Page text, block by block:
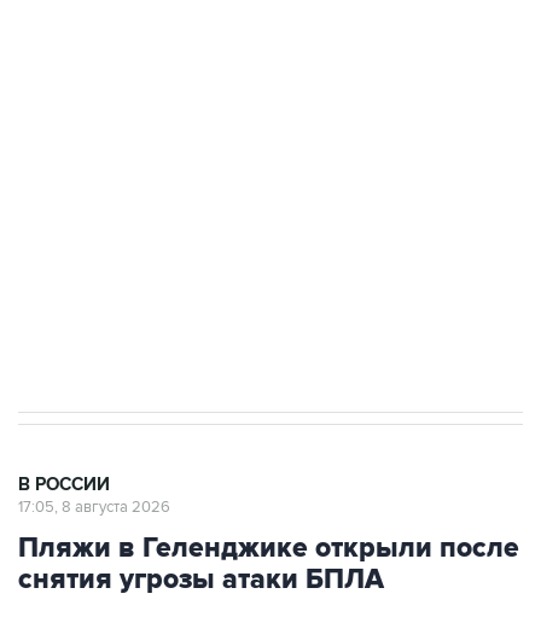
В РОССИИ
17:05, 8 августа 2026
Пляжи в Геленджике открыли после
снятия угрозы атаки БПЛА